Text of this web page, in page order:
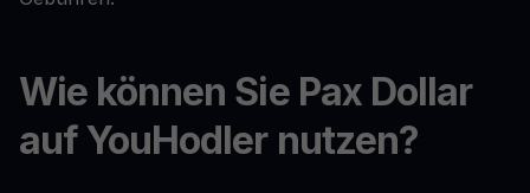
Wie können Sie Pax Dollar
auf YouHodler nutzen?